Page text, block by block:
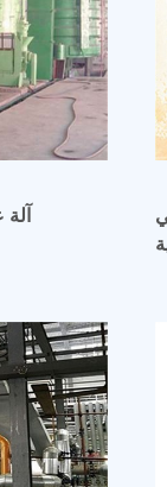
آلة